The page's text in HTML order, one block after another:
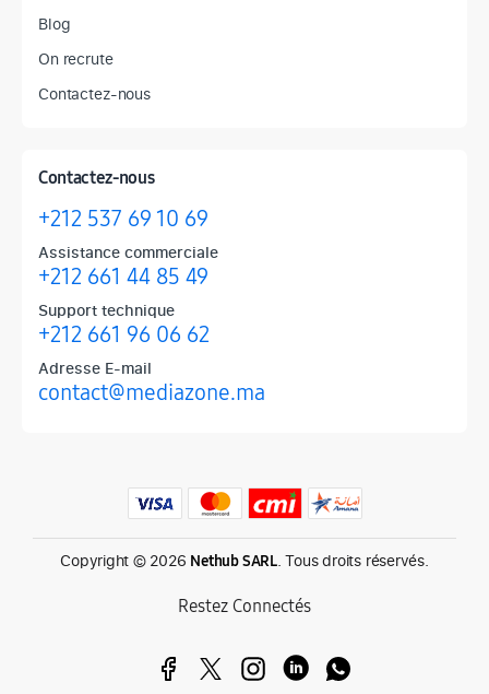
Blog
On recrute
Contactez-nous
Contactez-nous
+212 537 69 10 69
Assistance commerciale
+212 661 44 85 49
Support technique
+212 661 96 06 62
Adresse E-mail
contact@mediazone.ma
Produits phares chez Mediazone
Retrouvez chez Mediazone les références incontournables :
Copyright © 2026 Nethub SARL. Tous droits réservés.
Restez Connectés